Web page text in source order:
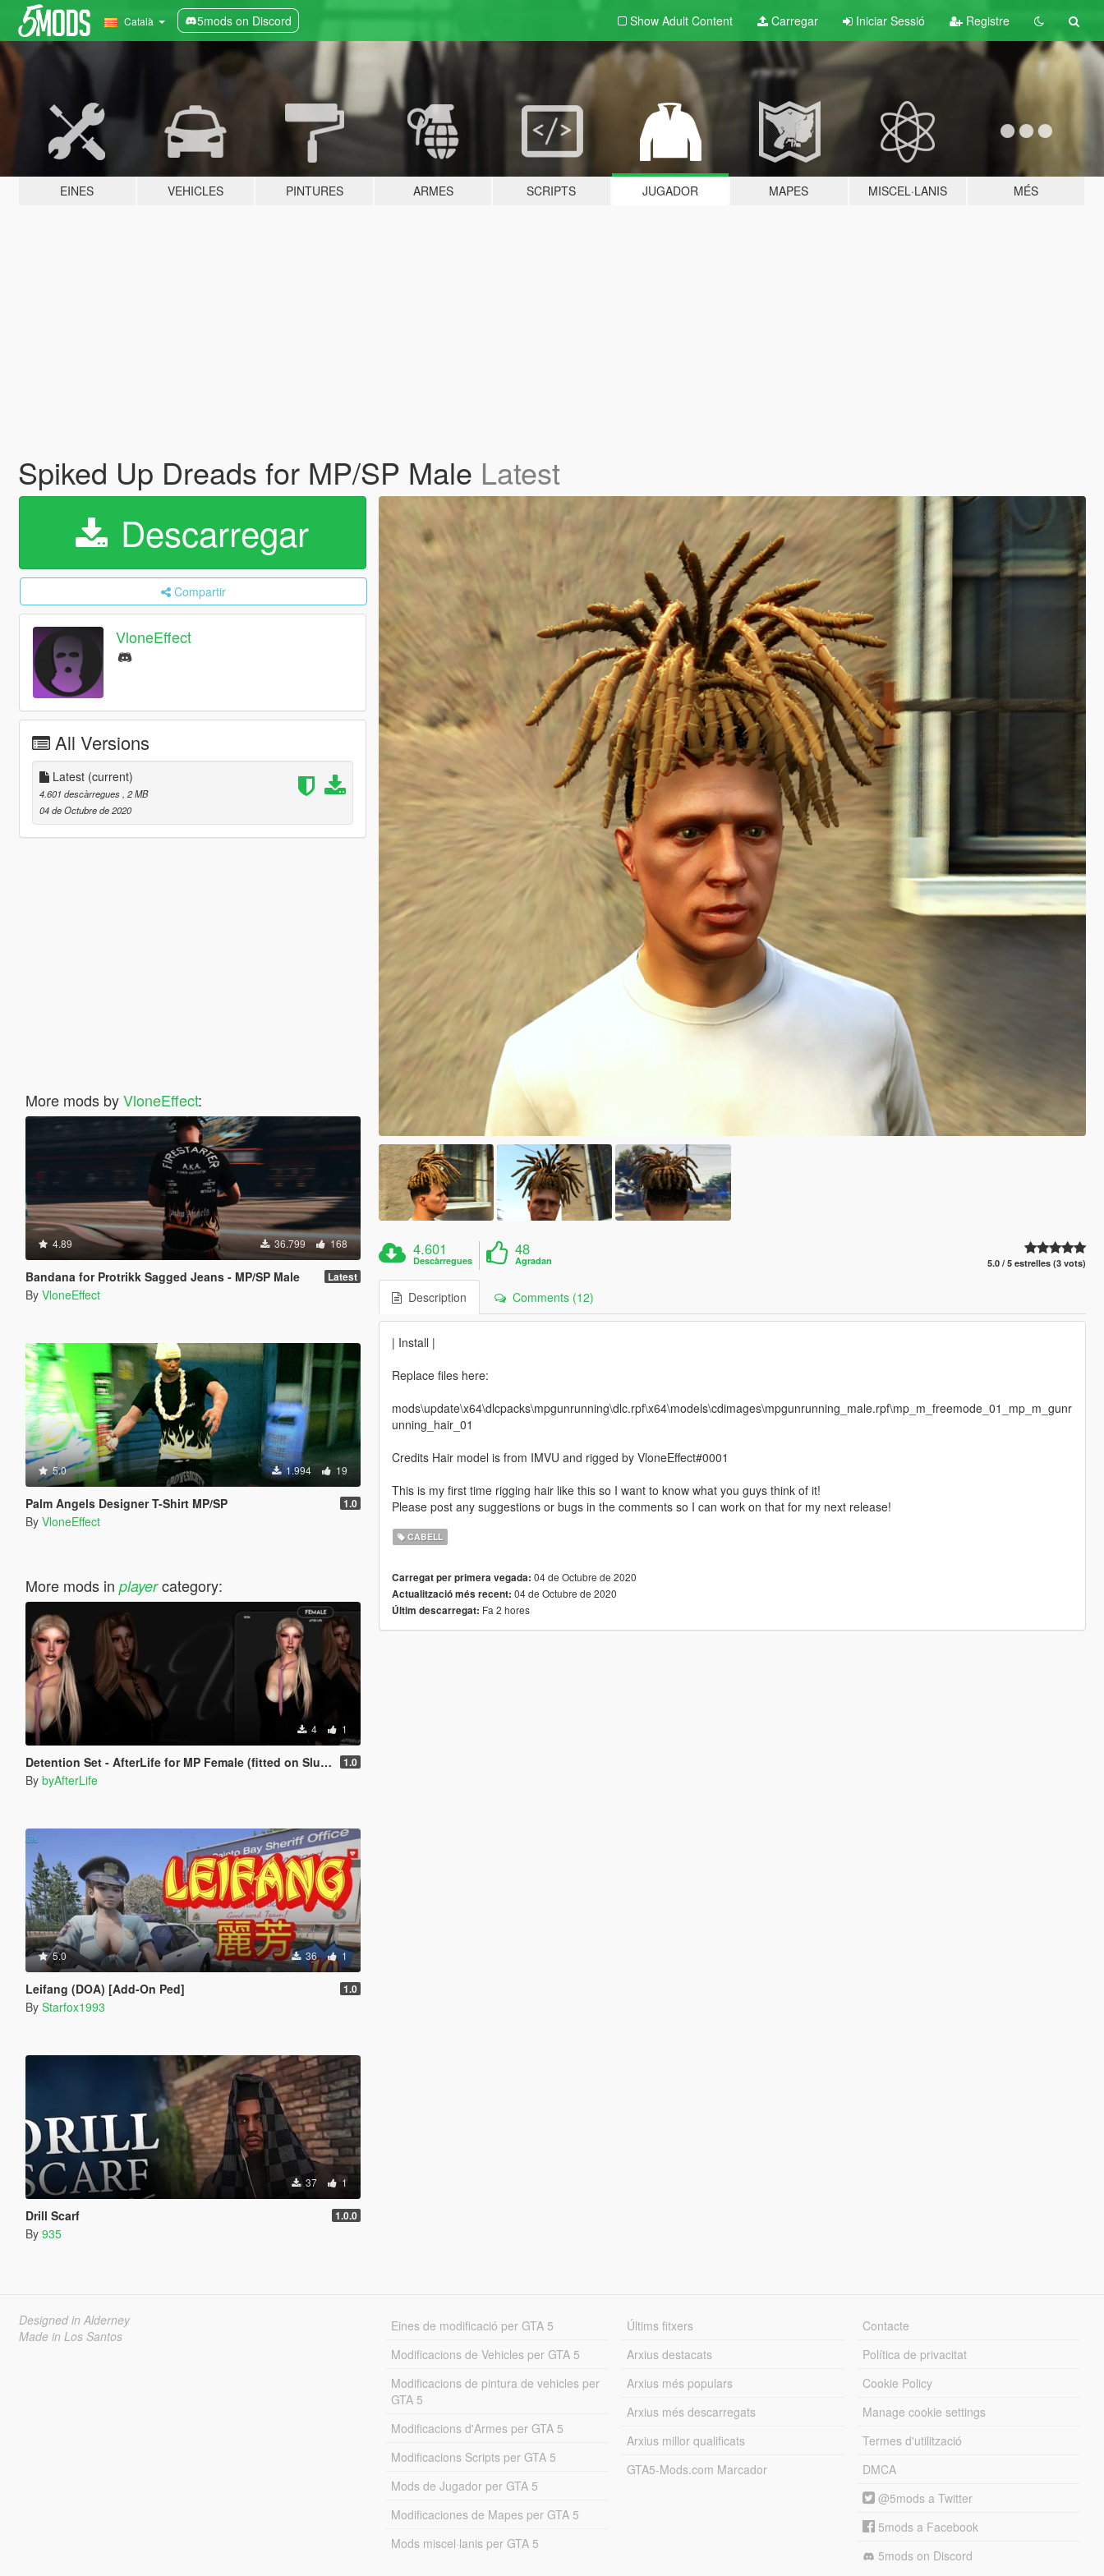
Català 5mods on Discord Show Adult Content Carregar Iniciar Sessió Registre
EINES VEHICLES PINTURES ARMES SCRIPTS JUGADOR MAPES MISCEL·LANIS MÉS
Spiked Up Dreads for MP/SP Male Latest
Descarregar
Compartir
VloneEffect
All Versions
Latest (current)
4.601 descàrregues , 2 MB
04 de Octubre de 2020
More mods byVloneEffect:
4.89 36.799 168
Bandana for Protrikk Sagged Jeans - MP/SP Male Latest
By VloneEffect
5.0 1.994 19
Palm Angels Designer T-Shirt MP/SP 1.0
By VloneEffect
More mods in playercategory:
4 1
Detention Set - AfterLife for MP Female (fitted on Slut Body) 1.0
By byAfterLife
5.0 36 1
Leifang (DOA) [Add-On Ped] 1.0
By Starfox1993
37 1
Drill Scarf 1.0.0
By 935
4.601
Descàrregues
48
Agradan 5.0 / 5 estrelles (3 vots)
Description Comments (12)
| Install |
Replace files here:
mods\update\x64\dlcpacks\mpgunrunning\dlc.rpf\x64\models\cdimages\mpgunrunning_male.rpf\mp_m_freemode_01_mp_m_gunr
unning_hair_01
Credits Hair model is from IMVU and rigged by VloneEffect#0001
This is my first time rigging hair like this so I want to know what you guys think of it!
Please post any suggestions or bugs in the comments so I can work on that for my next release!
CABELL
Carregat per primera vegada: 04 de Octubre de 2020
Actualització més recent: 04 de Octubre de 2020
Últim descarregat: Fa 2 hores
Designed in Alderney
Made in Los Santos
Eines de modificació per GTA 5
Modificacions de Vehicles per GTA 5
Modificacions de pintura de vehicles per
GTA 5
Modificacions d'Armes per GTA 5
Modificacions Scripts per GTA 5
Mods de Jugador per GTA 5
Modificaciones de Mapes per GTA 5
Mods miscel·lanis per GTA 5
Últims fitxers
Arxius destacats
Arxius més populars
Arxius més descarregats
Arxius millor qualificats
GTA5-Mods.com Marcador
Contacte
Política de privacitat
Cookie Policy
Manage cookie settings
Termes d'utilització
DMCA
@5mods a Twitter
5mods a Facebook
5mods on Discord